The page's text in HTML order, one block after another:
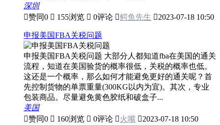
深圳
赞同0  155浏览  0评论 鳄鱼先生 2023-07-18 10:50
申报美国FBA关税问题
申报美国FBA关税问题 大部分人都知道fba在美国的通关
流程，知道在美国验货的概率很低，关税的概率也低。
这还是一个概率，那么如何才能避免更好的通关呢？首
先控制货物的单票重量(300KG以内为宜)。其次，专业
包装商品。尽量避免黄色胶纸和破盒子...
美国
赞同0  160浏览  0评论  火嘴 2023-07-18 10:50